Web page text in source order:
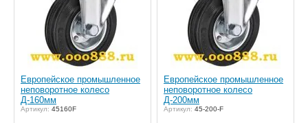
Европейское промышленное
неповоротное колесо
Д-160мм
Артикул: 45160F
Европейское промышленное
неповоротное колесо
Д-200мм
Артикул: 45-200-F